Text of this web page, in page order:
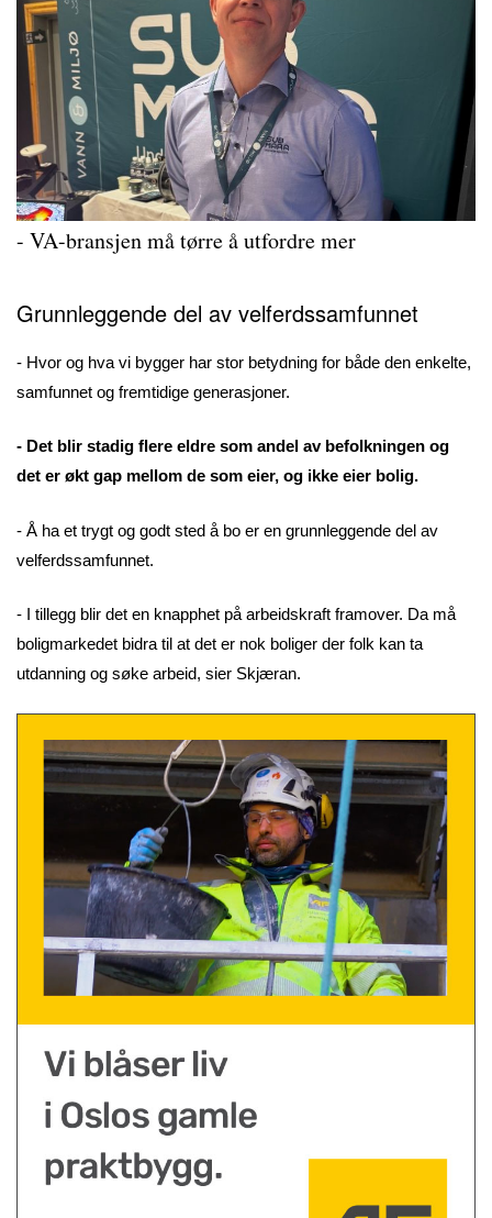
- VA-bransjen må tørre å utfordre mer
Grunnleggende del av velferdssamfunnet
- Hvor og hva vi bygger har stor betydning for både den enkelte,
samfunnet og fremtidige generasjoner.
- Det blir stadig flere eldre som andel av befolkningen og
det er økt gap mellom de som eier, og ikke eier bolig.
- Å ha et trygt og godt sted å bo er en grunnleggende del av
velferdssamfunnet.
- I tillegg blir det en knapphet på arbeidskraft framover. Da må
boligmarkedet bidra til at det er nok boliger der folk kan ta
utdanning og søke arbeid, sier Skjæran.